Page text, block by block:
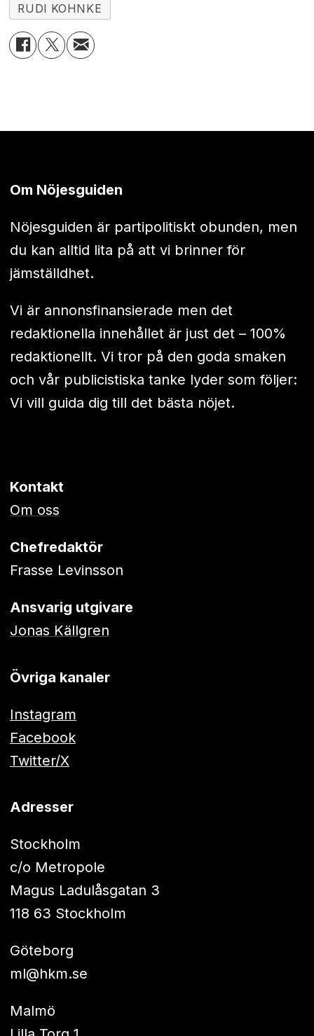
RUDI KOHNKE
Om Nöjesguiden
Nöjesguiden är partipolitiskt obunden, men
du kan alltid lita på att vi brinner för
jämställdhet.
Vi är annonsfinansierade men det
redaktionella innehållet är just det – 100%
redaktionellt. Vi tror på den goda smaken
och vår publicistiska tanke lyder som följer:
Vi vill guida dig till det bästa nöjet.
Kontakt
Om oss
Chefredaktör
Frasse Levinsson
Ansvarig utgivare
Jonas Källgren
Övriga kanaler
Instagram
Facebook
Twitter/X
Adresser
Stockholm
c/o Metropole
Magus Ladulåsgatan 3
118 63 Stockholm
Göteborg
ml@hkm.se
Malmö